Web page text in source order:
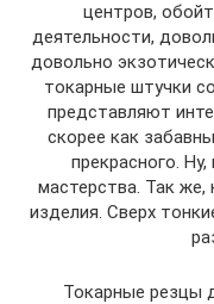
центров,
деятельности,
довольно
токарные штучки
представляют
скорее как
прекрасного.
мастерства. Так же,
изделия. Сверх
Токарные резцы